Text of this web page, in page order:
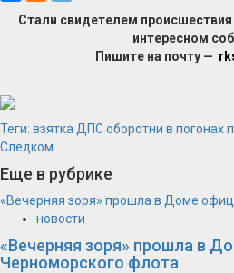
Стали свидетелем
интересном
Пишите на почту —
Теги: взятка ДПСоборотни в погонах
Следком
Еще в рубрике
«Вечерняя зоря» прошла в Доме
новости
«Вечерняя зоря» прошла в
Черноморского флота